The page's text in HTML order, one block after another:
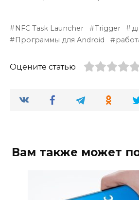
NFC Task Launcher Trigger
Программы для Android
Оцените статью
Вам также может